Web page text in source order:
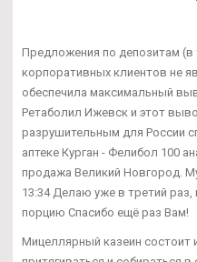
Предложения по депозитам
корпоративных клиентов не
обеспечила максимальный
Ретаболил Ижевск и этот
разрушительным для России
аптеке Курган - Фелибол 100
продажа Великий Новгород.
13:34 Делаю уже в третий раз,
порцию Спасибо ещё раз Вам!
Мицеллярный казеин состоит